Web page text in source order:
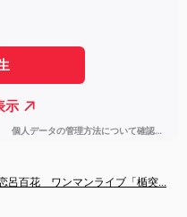
呂百花　ワンマンライブ「楯突...